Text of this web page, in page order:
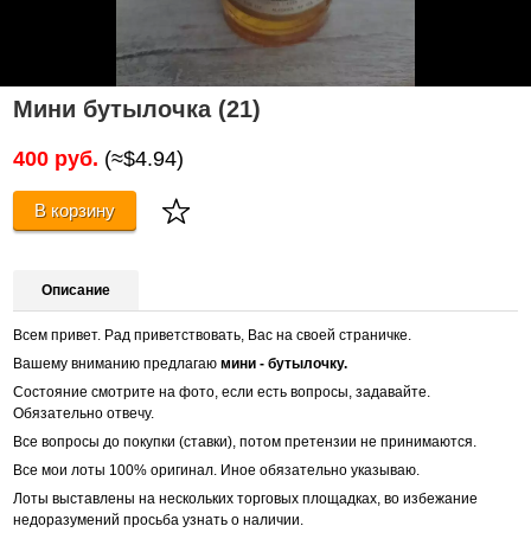
Мини бутылочка (21)
400 руб. (≈$4.94)
В корзину
Описание
Всем привет. Рад приветствовать, Вас на своей страничке.
Вашему вниманию предлагаюмини - бутылочку.
Состояние смотрите на фото, если есть вопросы, задавайте.
Обязательно отвечу.
Все вопросы до покупки (ставки), потом претензии не принимаются.
Все мои лоты 100% оригинал. Иное обязательно указываю.
Лоты выставлены на нескольких торговых площадках, во избежание
недоразумений просьба узнать о наличии.